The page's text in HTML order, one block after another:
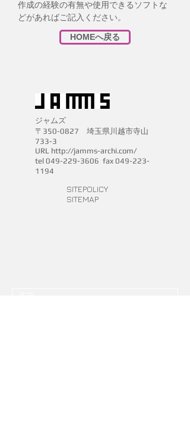
作成の経験の有無や使用できるソフトな
どがあればご記入ください。
HOMEへ戻る
ジャムズ
〒350-0827 埼玉県川越市寺山
733-3
URL http://jamms-archi.com/
tel 049-229-3606 fax 049-223-
1194
SITEPOLICY
SITEMAP